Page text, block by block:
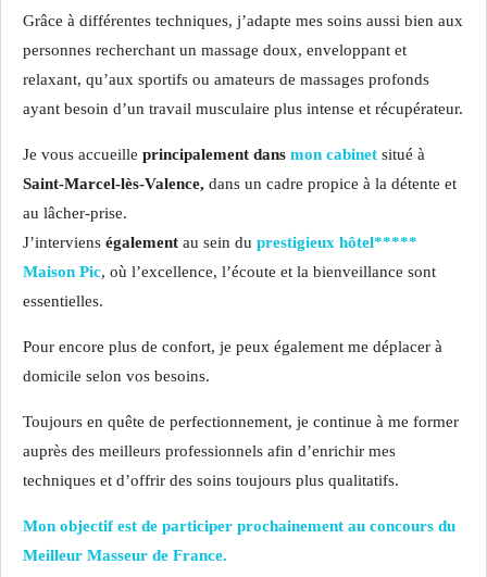
Grâce à différentes techniques, j’adapte mes soins aussi bien aux
personnes recherchant un massage doux, enveloppant et
relaxant, qu’aux sportifs ou amateurs de massages profonds
ayant besoin d’un travail musculaire plus intense et récupérateur.
Je vous accueille principalement dans mon cabinet situé à
Saint-Marcel-lès-Valence, dans un cadre propice à la détente et
au lâcher-prise.
J’interviens également au sein du prestigieux hôtel*****
Maison Pic, où l’excellence, l’écoute et la bienveillance sont
essentielles.
Pour encore plus de confort, je peux également me déplacer à
domicile selon vos besoins.
Toujours en quête de perfectionnement, je continue à me former
auprès des meilleurs professionnels afin d’enrichir mes
techniques et d’offrir des soins toujours plus qualitatifs.
Mon objectif est de participer prochainement au concours du
Meilleur Masseur de France.